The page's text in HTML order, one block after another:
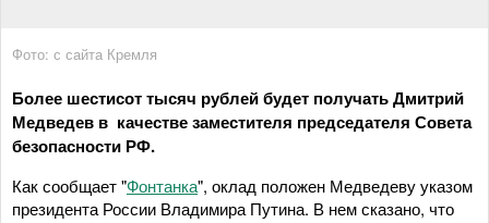
Фото: с сайта Кремля
Более шестисот тысяч рублей будет получать Дмитрий
Медведев в качестве заместителя председателя Совета
безопасности РФ.
Как сообщает "Фонтанка", оклад положен Медведеву указом
президента России Владимира Путина. В нем сказано, что